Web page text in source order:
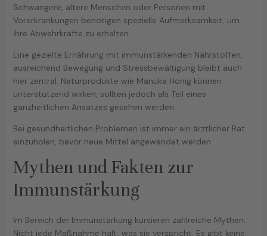
Schwangere, ältere Menschen oder Personen mit
Vorerkrankungen benötigen spezielle Aufmerksamkeit, um
ihre Abwehrkräfte zu erhalten.
Eine gezielte Ernährung mit immunstärkenden Nährstoffen,
ausreichend Bewegung und Stressbewältigung bleibt auch
hier zentral. Naturprodukte wie Manuka Honig können
unterstützend wirken, sollten jedoch als Teil eines
ganzheitlichen Ansatzes gesehen werden.
Bei gesundheitlichen Problemen ist immer ein ärztlicher Rat
einzuholen, bevor neue Mittel angewendet werden.
Mythen und Fakten zur
Immunstärkung
Im Bereich der Immunstärkung kursieren zahlreiche Mythen.
Nicht jede Maßnahme hält, was sie verspricht. Es gibt keine